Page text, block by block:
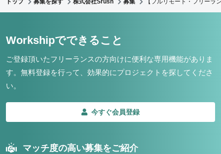
トップ 募集を探す 株式会社Srush 募集 【フルリモート・フリー
Workshipでできること
ご登録頂いたフリーランスの方向けに便利な専用機能がありま
す。 無料登録を行って、効果的にプロジェクトを探してくださ
い。
今すぐ会員登録
マッチ度の高い募集をご紹介